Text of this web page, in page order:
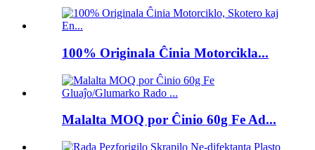
100% Originala Ĉinia Motorcikla...
Malalta MOQ por Ĉinio 60g Fe Ad...